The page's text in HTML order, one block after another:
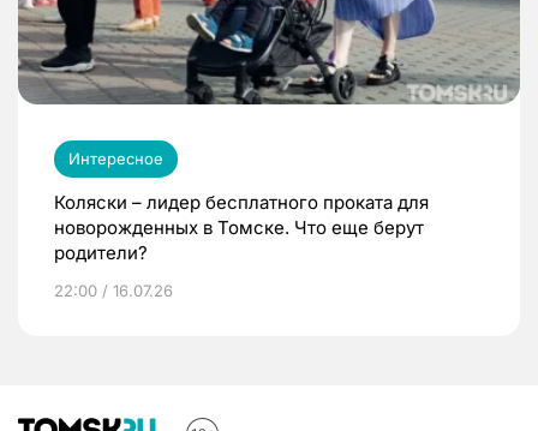
Интересное
Коляски – лидер бесплатного проката для
новорожденных в Томске. Что еще берут
родители?
22:00 / 16.07.26